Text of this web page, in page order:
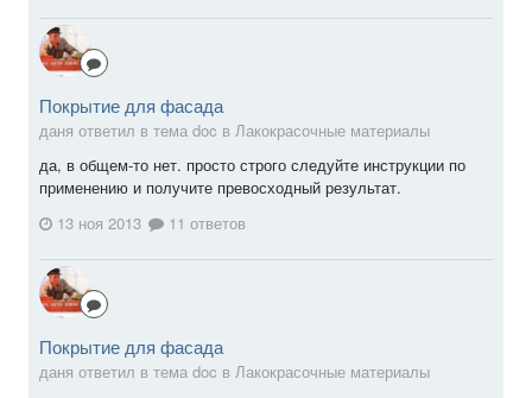
Покрытие для фасада
даня ответил в тема doc в Лакокрасочные материалы
да, в общем-то нет. просто строго следуйте инструкции по
применению и получите превосходный результат.
13 ноя 2013
11 ответов
Покрытие для фасада
даня ответил в тема doc в Лакокрасочные материалы